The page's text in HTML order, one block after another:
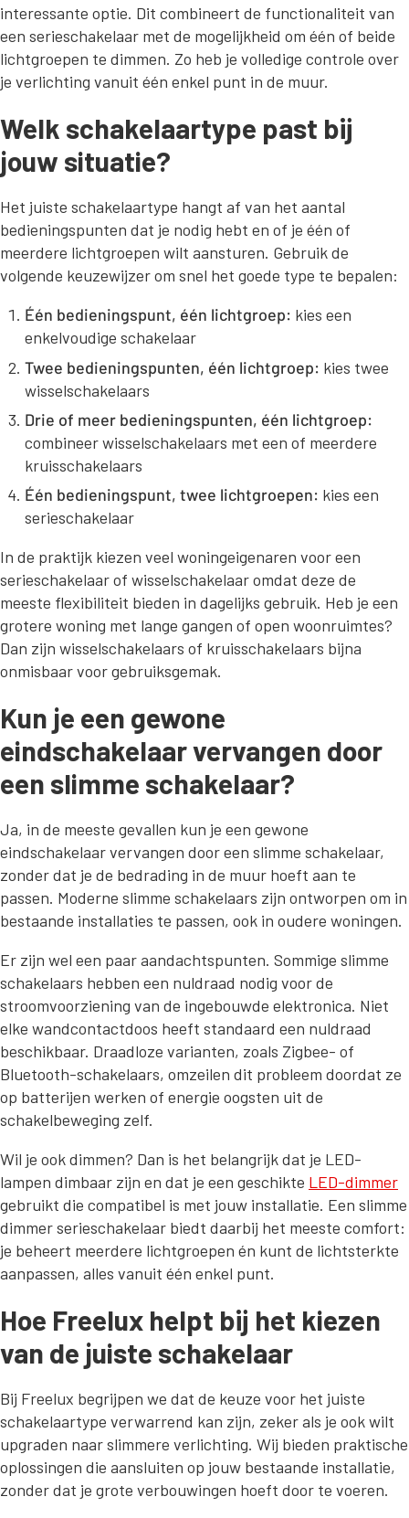
interessante optie. Dit combineert de functionaliteit van
een serieschakelaar met de mogelijkheid om één of beide
lichtgroepen te dimmen. Zo heb je volledige controle over
je verlichting vanuit één enkel punt in de muur.
Welk schakelaartype past bij
jouw situatie?
Het juiste schakelaartype hangt af van het aantal
bedieningspunten dat je nodig hebt en of je één of
meerdere lichtgroepen wilt aansturen. Gebruik de
volgende keuzewijzer om snel het goede type te bepalen:
Één bedieningspunt, één lichtgroep: kies een
enkelvoudige schakelaar
Twee bedieningspunten, één lichtgroep: kies twee
wisselschakelaars
Drie of meer bedieningspunten, één lichtgroep:
combineer wisselschakelaars met een of meerdere
kruisschakelaars
Één bedieningspunt, twee lichtgroepen: kies een
serieschakelaar
In de praktijk kiezen veel woningeigenaren voor een
serieschakelaar of wisselschakelaar omdat deze de
meeste flexibiliteit bieden in dagelijks gebruik. Heb je een
grotere woning met lange gangen of open woonruimtes?
Dan zijn wisselschakelaars of kruisschakelaars bijna
onmisbaar voor gebruiksgemak.
Kun je een gewone
eindschakelaar vervangen door
een slimme schakelaar?
Ja, in de meeste gevallen kun je een gewone
eindschakelaar vervangen door een slimme schakelaar,
zonder dat je de bedrading in de muur hoeft aan te
passen. Moderne slimme schakelaars zijn ontworpen om in
bestaande installaties te passen, ook in oudere woningen.
Er zijn wel een paar aandachtspunten. Sommige slimme
schakelaars hebben een nuldraad nodig voor de
stroomvoorziening van de ingebouwde elektronica. Niet
elke wandcontactdoos heeft standaard een nuldraad
beschikbaar. Draadloze varianten, zoals Zigbee- of
Bluetooth-schakelaars, omzeilen dit probleem doordat ze
op batterijen werken of energie oogsten uit de
schakelbeweging zelf.
Wil je ook dimmen? Dan is het belangrijk dat je LED-
lampen dimbaar zijn en dat je een geschikte LED-dimmer
gebruikt die compatibel is met jouw installatie. Een slimme
dimmer serieschakelaar biedt daarbij het meeste comfort:
je beheert meerdere lichtgroepen én kunt de lichtsterkte
aanpassen, alles vanuit één enkel punt.
Hoe Freelux helpt bij het kiezen
van de juiste schakelaar
Bij Freelux begrijpen we dat de keuze voor het juiste
schakelaartype verwarrend kan zijn, zeker als je ook wilt
upgraden naar slimmere verlichting. Wij bieden praktische
oplossingen die aansluiten op jouw bestaande installatie,
zonder dat je grote verbouwingen hoeft door te voeren.